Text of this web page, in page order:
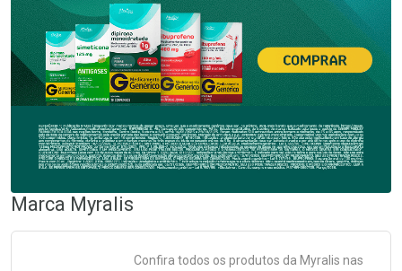
Marca Myralis
Confira todos os produtos da Myralis nas